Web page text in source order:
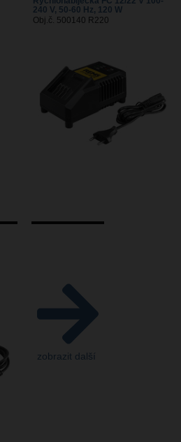
240 V, 50-60 Hz, 120 W
Obj.č. 500140 R220
zobrazit další